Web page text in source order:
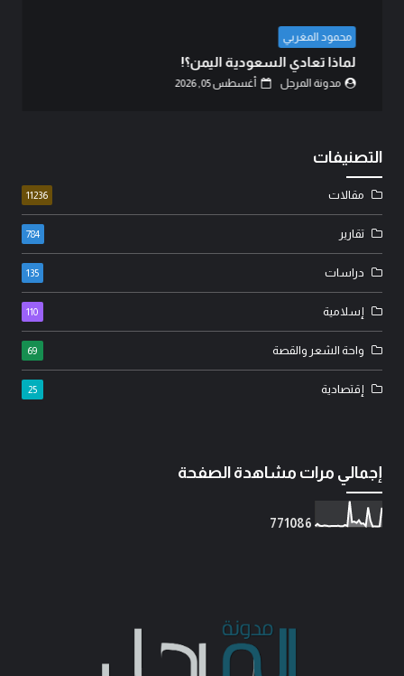
محمود المغربي
لماذا تعادي السعودية اليمن؟!
مدونة المرجل أغسطس 05, 2026
التصنيفات
مقالات 11236
تقارير 784
دراسات 135
إسلامية 110
واحة الشعر والقصة 69
إقتصادية 25
إجمالي مرات مشاهدة الصفحة
771086